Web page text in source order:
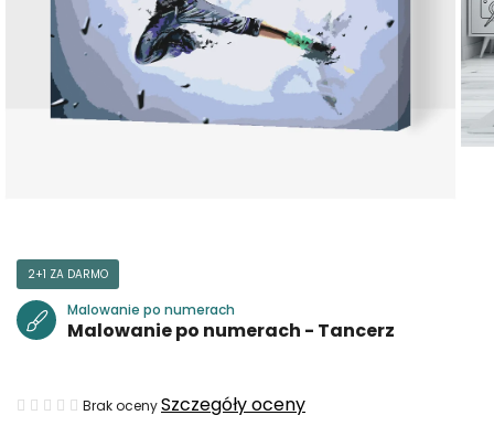
2+1 ZA DARMO
Malowanie po numerach
Malowanie po numerach - Tancerz
Średnia
Brak ocenySzczegóły oceny